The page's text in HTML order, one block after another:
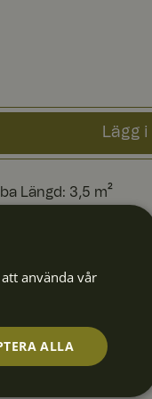
Lägg
Längd: 3,5 m²
använda vår
ALLA